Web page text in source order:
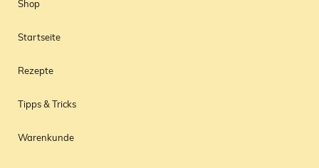
Shop
Startseite
Rezepte
Tipps & Tricks
Warenkunde